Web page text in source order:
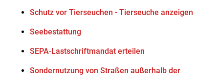
Schutz vor Tierseuchen - Tierseuche anzeigen
Seebestattung
SEPA-Lastschriftmandat erteilen
Sondernutzung von Straßen außerhalb der